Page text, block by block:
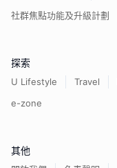
社群焦點功能及升級計劃
探索
U Lifestyle Travel
e-zone
其他